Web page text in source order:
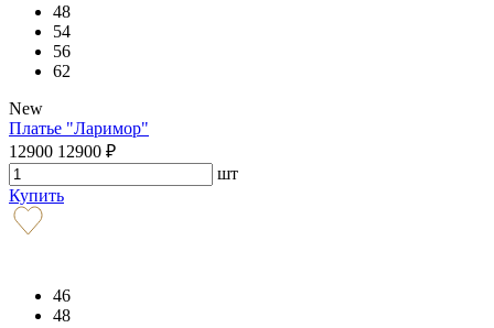
48
54
56
62
New
Платье "Ларимор"
12900 12900 ₽
шт
Купить
46
48